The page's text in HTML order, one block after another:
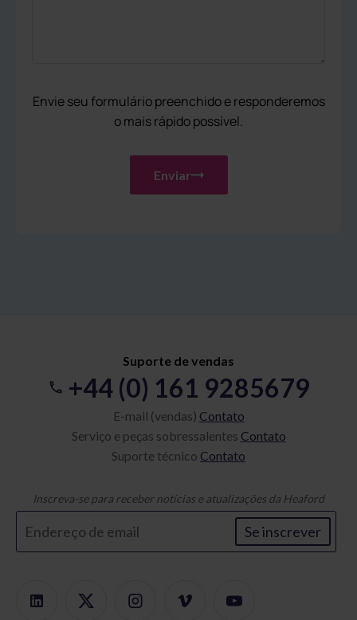
Envie seu formulário preenchido e responderemos
o mais rápido possível.
Enviar
Suporte de vendas
+44 (0) 161 9285679
E-mail (vendas) Contato
Serviço e peças sobressalentes Contato
Suporte técnico Contato
Inscreva-se para receber notícias e atualizações da Heaford
Se inscrever